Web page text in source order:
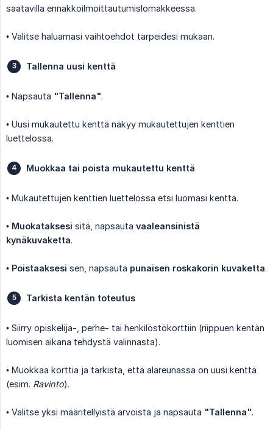
saatavilla ennakkoilmoittautumislomakkeessa.
• Valitse haluamasi vaihtoehdot tarpeidesi mukaan.
Tallenna uusi kenttä
• Napsauta "Tallenna".
• Uusi mukautettu kenttä näkyy mukautettujen kenttien
luettelossa.
Muokkaa tai poista mukautettu kenttä
• Mukautettujen kenttien luettelossa etsi luomasi kenttä.
• Muokataksesi sitä, napsauta vaaleansinistä
kynäkuvaketta.
• Poistaaksesi sen, napsauta punaisen roskakorin kuvaketta.
Tarkista kentän toteutus
• Siirry opiskelija-, perhe- tai henkilöstökorttiin (riippuen kentän
luomisen aikana tehdystä valinnasta).
• Muokkaa korttia ja tarkista, että alareunassa on uusi kenttä
(esim. Ravinto).
• Valitse yksi määritellyistä arvoista ja napsauta "Tallenna".